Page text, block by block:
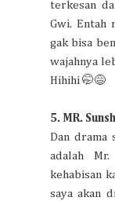
terkesan
Gwi. Entah
gak bisa
wajahnya
Hihihi 🤭😅
5. MR.
Dan drama
adalah Mr.
kehabisan
saya akan